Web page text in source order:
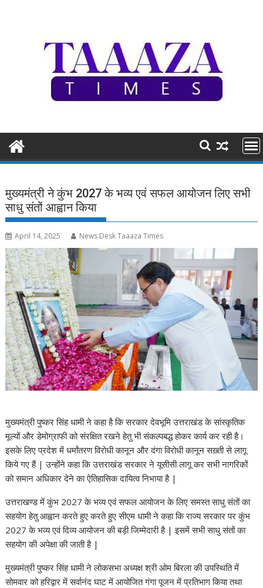
मुख्यमंत्री ने कुंभ 2027 के भव्य एवं सफल आयोजन लिए सभी
साधु संतों आह्वान किया
April 14, 2025 News Desk Taaaza Times
मुख्यमंत्री पुष्कर सिंह धामी ने कहा है कि सरकार देवभूमि उत्तराखंड के सांस्कृतिक
मूल्यों और डेमोग्राफी को संरक्षित रखने हेतु भी संकल्पबद्ध होकर कार्य कर रही है।
इसके लिए प्रदेश में धर्मांतरण विरोधी कानून और दंगा विरोधी कानून सख़्ती से लागू
किये गए हैं | उन्होंने कहा कि उत्तराखंड सरकार ने यूसीसी लागू कर सभी नागरिकों
को समान अधिकार देने का ऐतिहासिक दायित्व निभाया है |
उत्तराखण्ड में कुंभ 2027 के भव्य एवं सफल आयोजन के लिए समस्त साधु संतों का
सहयोग हेतु आह्वान करते हुए करते हुए सीएम धामी ने कहा कि राज्य सरकार पर कुंभ
2027 के भव्य एवं दिव्य आयोजन की बड़ी जिम्मेदारी है | इसमें सभी साधु संतों का
सहयोग की अपेक्षा की जाती है |
मुख्यमंत्री पुष्कर सिंह धामी ने लोकसभा अध्यक्ष श्री ओम बिरला की उपस्थिति में
सोमवार को हरिद्वार में सर्वानंद घाट में आयोजित गंगा पूजन में प्रतिभाग किया तथा